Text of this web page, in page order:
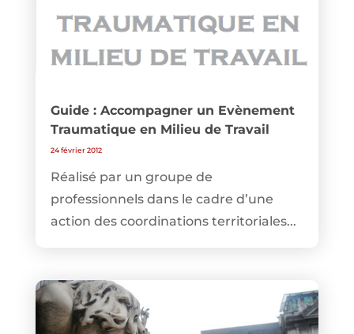
Guide : Accompagner un Evènement
Traumatique en Milieu de Travail
24 février 2012
Réalisé par un groupe de
professionnels dans le cadre d’une
action des coordinations territoriales...